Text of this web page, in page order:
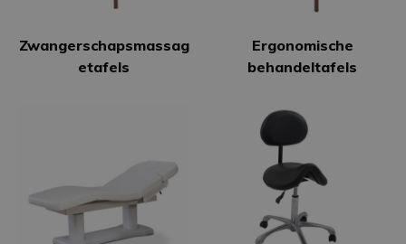
Zwangerschapsmassag
etafels
Ergonomische
behandeltafels